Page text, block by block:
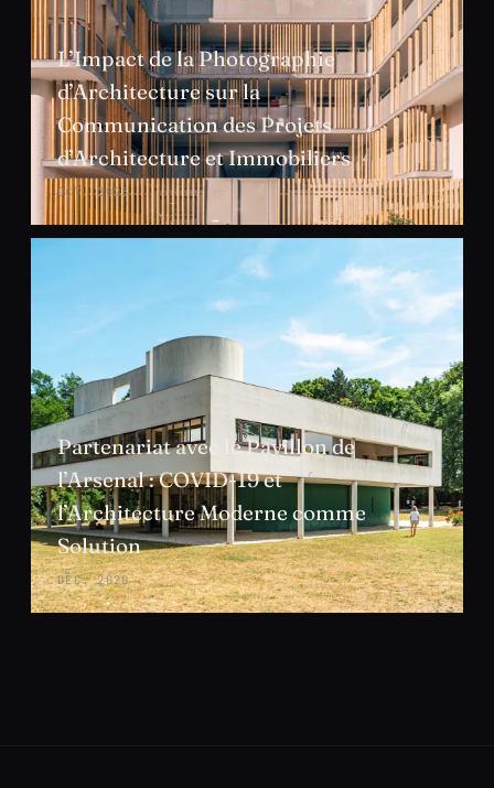
L’Impact de la Photographie
d’Architecture sur la
Communication des Projets
d’Architecture et Immobiliers
OCT. 2023
Partenariat avec le Pavillon de
l’Arsenal : COVID-19 et
l’Architecture Moderne comme
Solution
DÉC. 2020